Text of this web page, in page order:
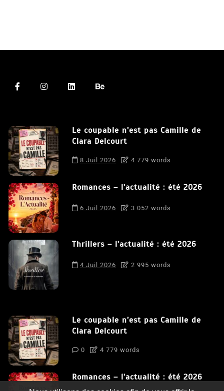
Le coupable n’est pas Camille de
Clara Delcourt
8 Juil 2026 4 779 words
Romances – l’actualité : été 2026
6 Juil 2026 3 052 words
Thrillers – l’actualité : été 2026
4 Juil 2026 2 995 words
Le coupable n’est pas Camille de
Clara Delcourt
0 4 779 words
Romances – l’actualité : été 2026